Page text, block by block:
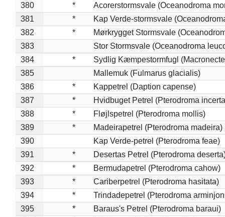
380
*
Acorerstormsvale (Oceanodroma
381
*
Kap Verde-stormsvale
382
*
Mørkrygget Stormsvale
383
Stor Stormsvale (Oceanodroma
384
*
Sydlig Kæmpestormfugl
385
Mallemuk (Fulmarus glacialis)
386
*
Kappetrel (Daption capense)
387
*
Hvidbuget Petrel (Pterodroma
388
*
Fløjlspetrel (Pterodroma mollis)
389
*
Madeirapetrel (Pterodroma madeira)
390
Kap Verde-petrel (Pterodroma feae)
391
*
Desertas Petrel (Pterodroma
392
*
Bermudapetrel (Pterodroma cahow)
393
*
Cariberpetrel (Pterodroma hasitata)
394
*
Trindadepetrel (Pterodroma
395
*
Baraus's Petrel (Pterodroma baraui)